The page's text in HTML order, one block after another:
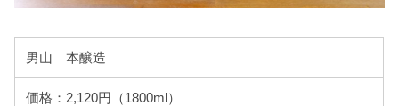
男山 本醸造
価格：2,120円（1800ml）